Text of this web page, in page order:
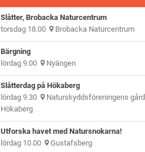
Slåtter, Brobacka Naturcentrum
torsdag 18.00 Brobacka Naturcentrum
Bärgning
lördag 9.00 Nyängen
Slåtterdag på Hökaberg
lördag 9.30 Naturskyddsföreningens gård
Hökaberg
Utforska havet med Natursnokarna!
lördag 10.00 Gustafsberg